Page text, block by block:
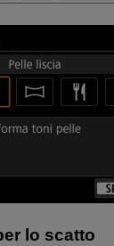
lo scatto